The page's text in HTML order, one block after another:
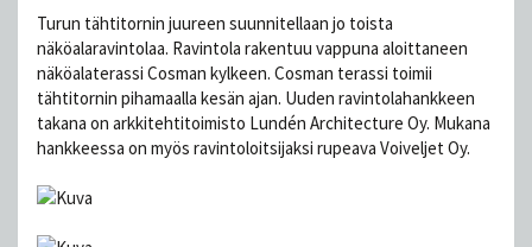
Turun tähtitornin juureen suunnitellaan jo toista
näköalaravintolaa. Ravintola rakentuu vappuna aloittaneen
näköalaterassi Cosman kylkeen. Cosman terassi toimii
tähtitornin pihamaalla kesän ajan. Uuden ravintolahankkeen
takana on arkkitehtitoimisto Lundén Architecture Oy. Mukana
hankkeessa on myös ravintoloitsijaksi rupeava Voiveljet Oy.